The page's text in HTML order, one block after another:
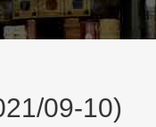
09-10)